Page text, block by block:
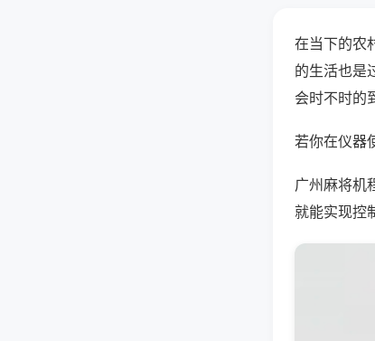
在当下的农
的生活也是
会时不时的
若你在仪器
广州麻将机
就能实现控